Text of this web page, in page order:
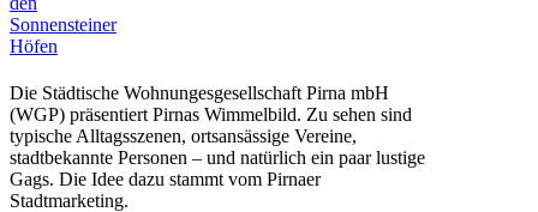
Die Städtische Wohnungesgesellschaft Pirna mbH
(WGP) präsentiert Pirnas Wimmelbild. Zu sehen sind
typische Alltagsszenen, ortsansässige Vereine,
stadtbekannte Personen – und natürlich ein paar lustige
Gags. Die Idee dazu stammt vom Pirnaer
Stadtmarketing.